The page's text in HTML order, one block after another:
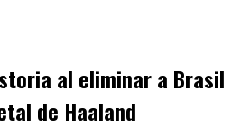
al eliminar a Brasil
de Haaland